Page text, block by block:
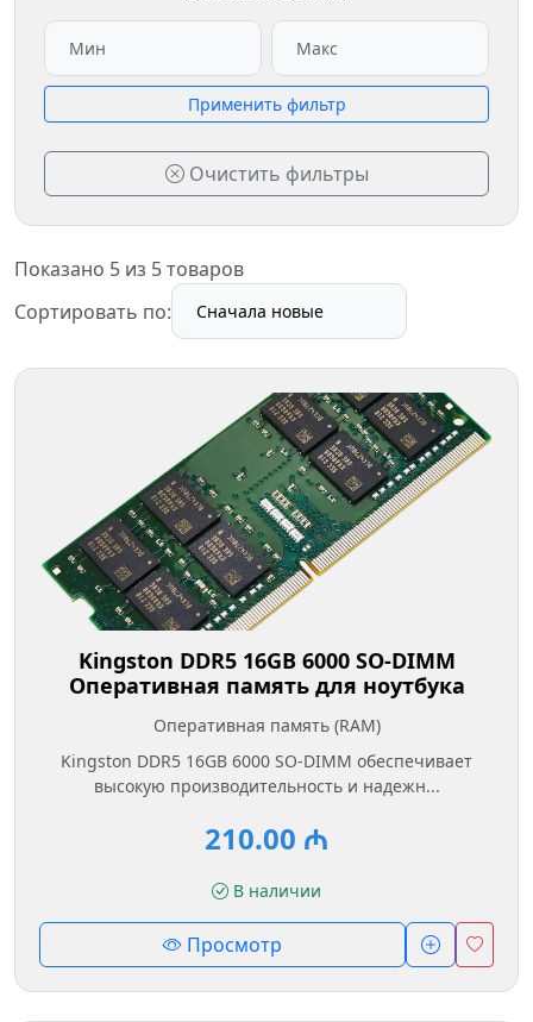
Применить фильтр
Очистить фильтры
Показано 5 из 5 товаров
Сортировать по:
Kingston DDR5 16GB 6000 SO-DIMM
Оперативная память для ноутбука
Оперативная память (RAM)
Kingston DDR5 16GB 6000 SO-DIMM обеспечивает
высокую производительность и надежн...
210.00 ₼
В наличии
Просмотр